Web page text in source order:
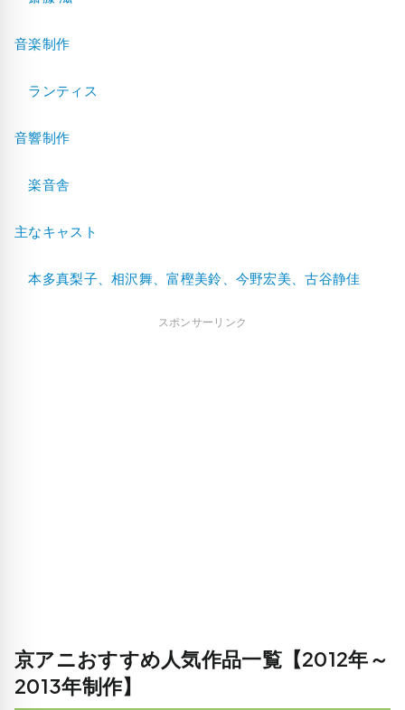
音楽制作
ランティス
音響制作
楽音舎
主なキャスト
本多真梨子、相沢舞、富樫美鈴、今野宏美、古谷静佳
スポンサーリンク
京アニおすすめ人気作品一覧【2012年～
2013年制作】